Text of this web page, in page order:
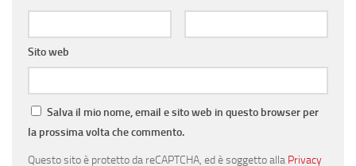
Sito web
Salva il mio nome, email e sito web in questo browser per
la prossima volta che commento.
Questo sito è protetto da reCAPTCHA, ed è soggetto alla Privacy